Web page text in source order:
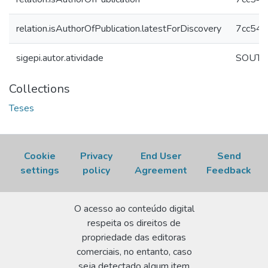
relation.isAuthorOfPublication.latestForDiscovery
sigepi.autor.atividade
Collections
Teses
Cookie
settings
Privacy
policy
End User
Agreement
Send
Feedback
O acesso ao conteúdo digital
respeita os direitos de
propriedade das editoras
comerciais, no entanto, caso